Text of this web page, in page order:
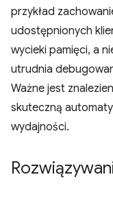
przykład
udostępnionych
wycieki pamięci, a
utrudnia
Ważne jest
skuteczną
wydajności.